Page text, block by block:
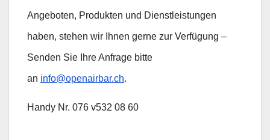
Angeboten, Produkten und Dienstleistungen
haben, stehen wir Ihnen gerne zur Verfügung –
Senden Sie Ihre Anfrage bitte
an info@openairbar.ch.
Handy Nr. 076 v532 08 60